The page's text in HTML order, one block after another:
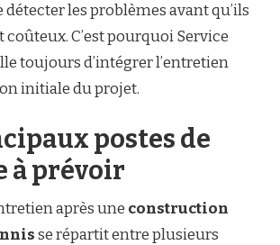
les problèmes avant qu’ils
C’est pourquoi Service
toujours d’intégrer l’entretien
initiale du projet.
postes de
à prévoir
après une construction
se répartit entre plusieurs